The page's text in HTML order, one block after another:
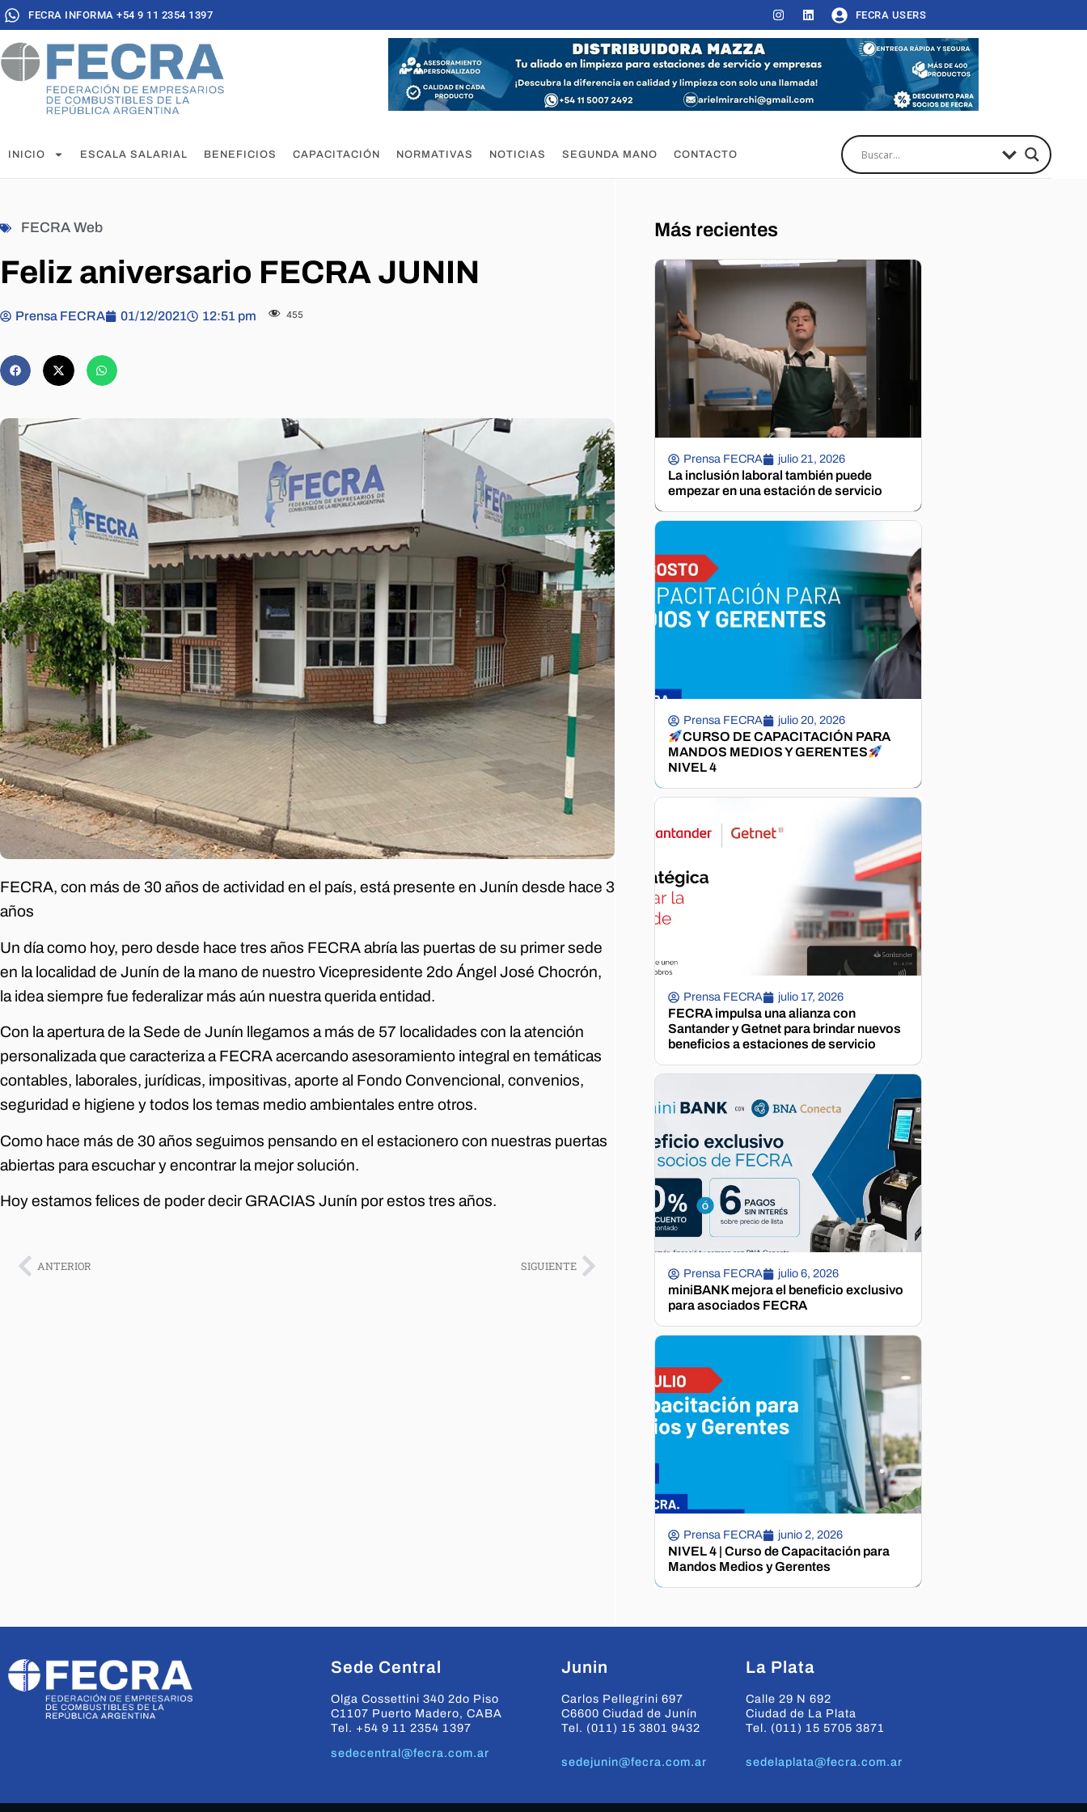
FECRA INFORMA +54 9 11 2354 1397 FECRA USERS
INICIO ESCALA SALARIAL BENEFICIOS CAPACITACIÓN NORMATIVAS NOTICIAS SEGUNDA MANO CONTACTO
FECRA Web
Feliz aniversario FECRA JUNIN
Prensa FECRA 01/12/2021 12:51 pm 455
FECRA, con más de 30 años de actividad en el país, está presente en Junín desde hace 3
años
Un día como hoy, pero desde hace tres años FECRA abría las puertas de su primer sede
en la localidad de Junín de la mano de nuestro Vicepresidente 2do Ángel José Chocrón,
la idea siempre fue federalizar más aún nuestra querida entidad.
Con la apertura de la Sede de Junín llegamos a más de 57 localidades con la atención
personalizada que caracteriza a FECRA acercando asesoramiento integral en temáticas
contables, laborales, jurídicas, impositivas, aporte al Fondo Convencional, convenios,
seguridad e higiene y todos los temas medio ambientales entre otros.
Como hace más de 30 años seguimos pensando en el estacionero con nuestras puertas
abiertas para escuchar y encontrar la mejor solución.
Hoy estamos felices de poder decir GRACIAS Junín por estos tres años.
ANTERIOR SIGUIENTE
Más recientes
Prensa FECRA julio 21, 2026
La inclusión laboral también puede
empezar en una estación de servicio
Prensa FECRA julio 20, 2026
CURSO DE CAPACITACIÓN PARA
MANDOS MEDIOS Y GERENTES
NIVEL 4
Prensa FECRA julio 17, 2026
FECRA impulsa una alianza con
Santander y Getnet para brindar nuevos
beneficios a estaciones de servicio
Prensa FECRA julio 6, 2026
miniBANK mejora el beneficio exclusivo
para asociados FECRA
Prensa FECRA junio 2, 2026
NIVEL 4 | Curso de Capacitación para
Mandos Medios y Gerentes
Sede Central
Olga Cossettini 340 2do Piso
C1107 Puerto Madero, CABA
Tel. +54 9 11 2354 1397
sedecentral@fecra.com.ar
Junin
Carlos Pellegrini 697
C6600 Ciudad de Junín
Tel. (011) 15 3801 9432
sedejunin@fecra.com.ar
La Plata
Calle 29 N 692
Ciudad de La Plata
Tel. (011) 15 5705 3871
sedelaplata@fecra.com.ar